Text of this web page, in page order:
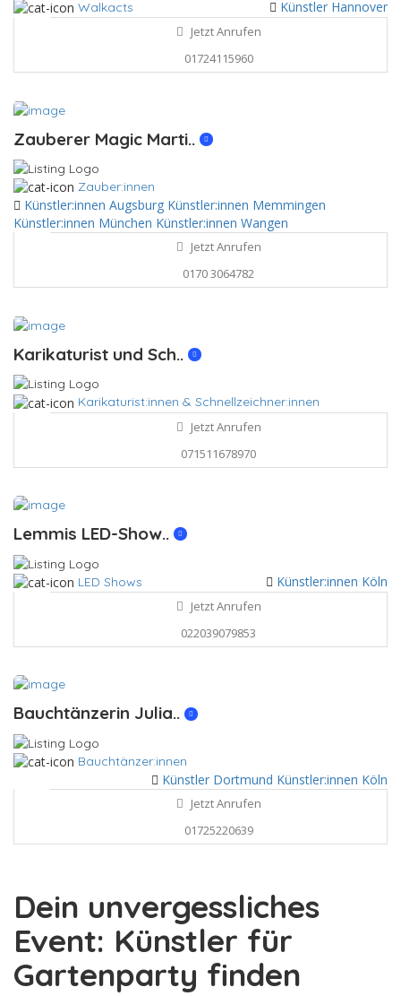
Walkacts Künstler Hannover
Jetzt Anrufen
01724115960
Zauberer Magic Marti..
Zauber:innen
Künstler:innen Augsburg Künstler:innen Memmingen
Künstler:innen München Künstler:innen Wangen
Jetzt Anrufen
0170 3064782
Karikaturist und Sch..
Karikaturist:innen & Schnellzeichner:innen
Jetzt Anrufen
071511678970
Lemmis LED-Show..
LED Shows Künstler:innen Köln
Jetzt Anrufen
022039079853
Bauchtänzerin Julia..
Bauchtänzer:innen
Künstler Dortmund Künstler:innen Köln
Jetzt Anrufen
01725220639
Dein unvergessliches
Event: Künstler für
Gartenparty finden